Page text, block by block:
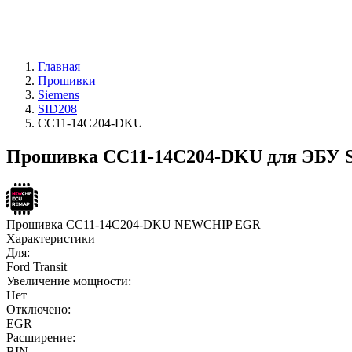
Главная
Прошивки
Siemens
SID208
CC11-14C204-DKU
Прошивка CC11-14C204-DKU для ЭБУ
Прошивка CC11-14C204-DKU NEWCHIP EGR
Характеристики
Для:
Ford Transit
Увеличение мощности:
Нет
Отключено:
EGR
Расширение: